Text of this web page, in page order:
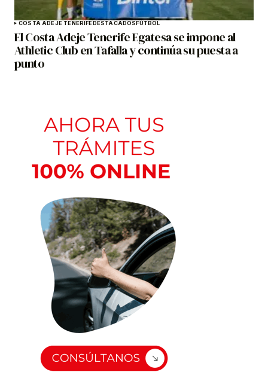
COSTA ADEJE TENERIFEDESTACADOSFÚTBOL
El Costa Adeje Tenerife Egatesa se impone al
Athletic Club en Tafalla y continúa su puesta a
punto